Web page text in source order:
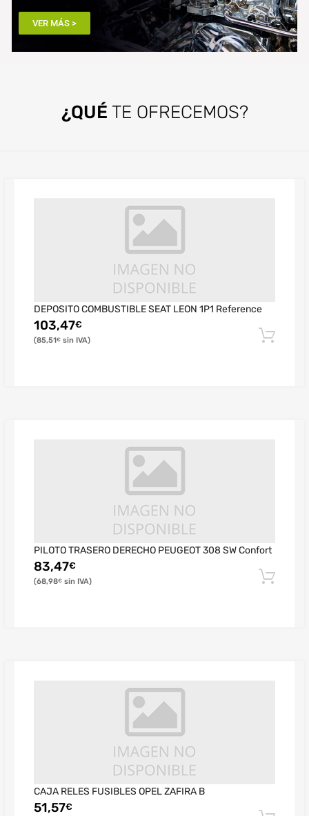
VER MÁS >
¿QUÉ TE OFRECEMOS?
DEPOSITO COMBUSTIBLE SEAT LEON 1P1 Reference
103,47€
85,51€
PILOTO TRASERO DERECHO PEUGEOT 308 SW Confort
83,47€
68,98€
CAJA RELES FUSIBLES OPEL ZAFIRA B
51,57€